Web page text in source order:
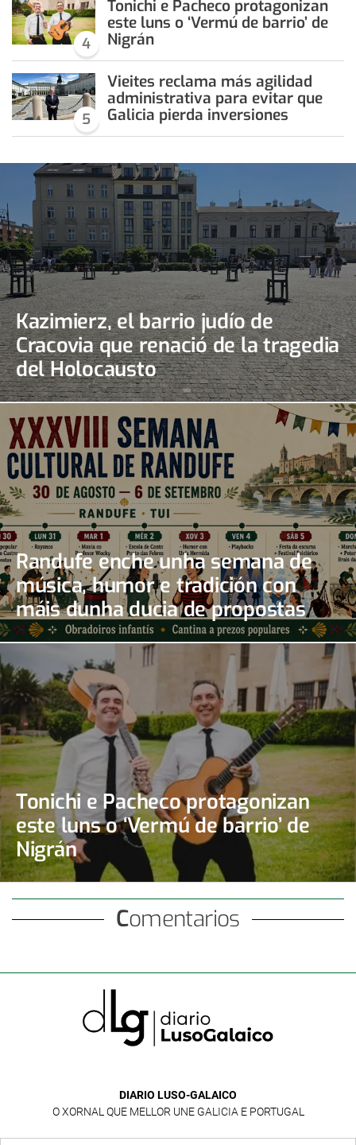
4
Tonichi e Pacheco protagonizan
este luns o ‘Vermú de barrio’ de
Nigrán
5
Vieites reclama más agilidad
administrativa para evitar que
Galicia pierda inversiones
Kazimierz, el barrio judío de
Cracovia que renació de la tragedia
del Holocausto
Randufe enche unha semana de
música, humor e tradición con
máis dunha ducia de propostas
Tonichi e Pacheco protagonizan
este luns o ‘Vermú de barrio’ de
Nigrán
Comentarios
DIARIO LUSO-GALAICO
O XORNAL QUE MELLOR UNE GALICIA E PORTUGAL